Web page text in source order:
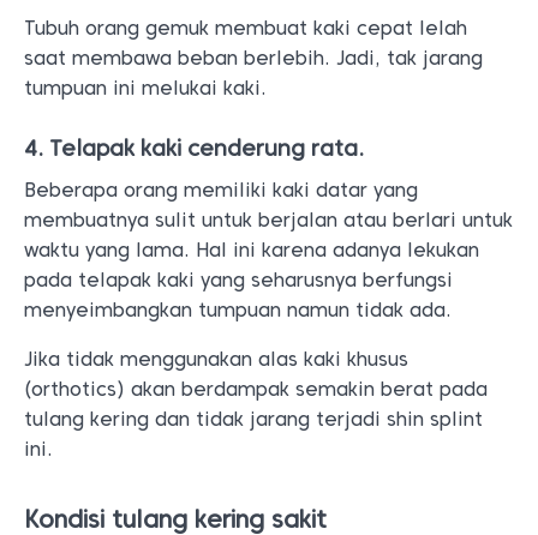
Tubuh orang gemuk membuat kaki cepat lelah
saat membawa beban berlebih. Jadi, tak jarang
tumpuan ini melukai kaki.
4. Telapak kaki cenderung rata.
Beberapa orang memiliki kaki datar yang
membuatnya sulit untuk berjalan atau berlari untuk
waktu yang lama. Hal ini karena adanya lekukan
pada telapak kaki yang seharusnya berfungsi
menyeimbangkan tumpuan namun tidak ada.
Jika tidak menggunakan alas kaki khusus
(orthotics) akan berdampak semakin berat pada
tulang kering dan tidak jarang terjadi shin splint
ini.
Kondisi tulang kering sakit